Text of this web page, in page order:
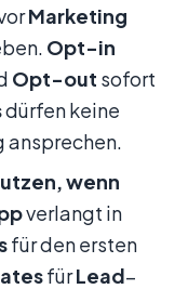
Marketing
Opt-in
Opt-out sofort
dürfen keine
ansprechen.
wenn
verlangt in
für den ersten
fürLead–